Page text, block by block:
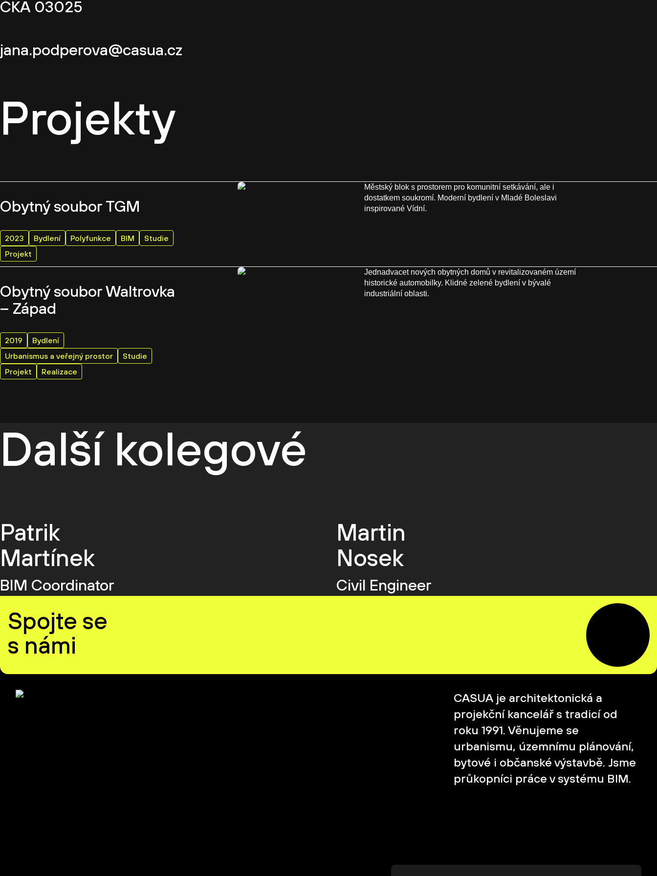
ČKA 03025
jana.podperova@casua.cz
Projekty
Obytný soubor TGM
2023 Bydlení Polyfunkce BIM
Studie
Projekt
Městský blok s prostorem pro komunitní setkávání, ale i
dostatkem soukromí. Moderní bydlení v Mladé Boleslavi
inspirované Vídní.
Obytný soubor Waltrovka
– Západ
2019
Bydlení
Urbanismus a veřejný prostor
Studie
Projekt
Realizace
Jednadvacet nových obytných domů v revitalizovaném území
historické automobilky. Klidné zelené bydlení v bývalé
industriální oblasti.
Další kolegové
Patrik
Martínek
BIM Coordinator
Martin
Nosek
Civil Engineer
Spojte se
s námi
CASUA je architektonická a
projekční kancelář s tradicí od
roku 1991. Věnujeme se
urbanismu, územnímu plánování,
bytové i občanské výstavbě. Jsme
průkopníci práce v systému BIM.